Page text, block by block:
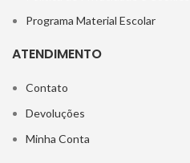
Programa Material Escolar
ATENDIMENTO
Contato
Devoluções
Minha Conta